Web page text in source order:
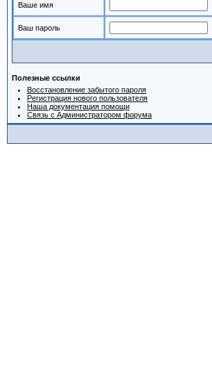
Ваше имя
Ваш пароль
Полезные ссылки
Восстановление забытого пароля
Регистрация нового пользователя
Наша документация помощи
Связь с Администратором форума